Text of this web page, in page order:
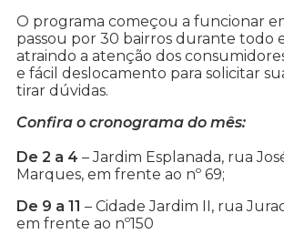
O programa começou a funcionar
passou por 30 bairros durante todo
atraindo a atenção dos
e fácil deslocamento para solicitar
tirar dúvidas.
Confira o cronograma do mês:
De 2 a 4 – Jardim Esplanada, rua
Marques, em frente ao nº 69;
De 9 a 11 – Cidade Jardim II, rua
em frente ao nº150